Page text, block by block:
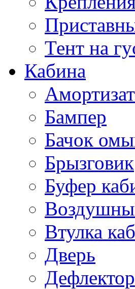
Тент на
Кабина
Бампер
Бачок
Брызговик
Буфер
Втулка
Дверь
Дефлектор